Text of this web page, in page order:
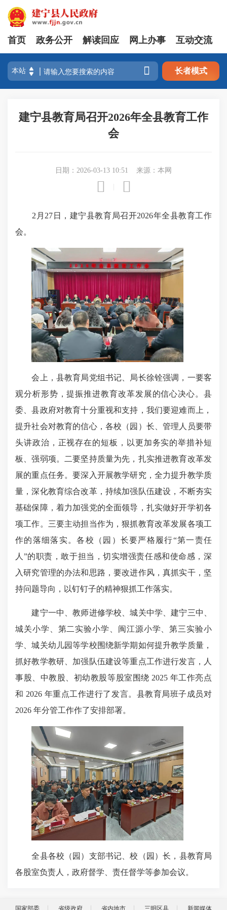
首页 政务公开 解读回应 网上办事 互动交流
 长者模式
建宁县教育局召开2026年全县教育工作
会
日期：2026-03-13 10:51 来源：本网
 
2月27日，建宁县教育局召开2026年全县教育工作
会。
会上，县教育局党组书记、局长徐铨强调， 一要客
观分析形势，提振推进教育改革发展的信心决心。 县
委、县政府对教育十分重视和支持，我们要迎难而上，
提升社会对教育的信心，各校（园）长、管理人员要带
头讲政治，正视存在的短板，
以更加务实的举措补短
板、强弱项。
二要坚持质量为先，扎实推进教育改革发
展的重点任务。要深入开展教学研究， 全力提升教学质
量，深化教育综合改革， 持续加强队伍建设， 不断夯实
基础保障，着力加强党的全面领导， 扎实做好开学初各
项工作。 三要主动担当作为，狠抓教育改革发展各项工
作的落细落实。各校（园）长要严格履行“第一责任
人”的职责，敢于担当，切实增强责任感和使命感，深
入研究管理的办法和思路，要改进作风，真抓实干，坚
持问题导向，以钉钉子的精神狠抓工作落实。
建宁一中、教师进修学校、城关中学、建宁三中、
城关小学、第二实验小学、闽江源小学、第三实验小
学、城关幼儿园等学校围绕新学期如何提升教学质量，
抓好教学教研、加强队伍建设等重点工作进行发言，
人
事股、中教股、初幼教股等股室围绕 2025 年工作亮点
和 2026 年重点工作进行了发言。县教育局班子成员对
2026 年分管工作作了安排部署。
全县各校（园） 支部书记 、校（园）长， 县教育局
各股室负责人，政府督学、责任督学等参加会议。
国家部委 省级政府 省内地市 三明区县 新闻媒体